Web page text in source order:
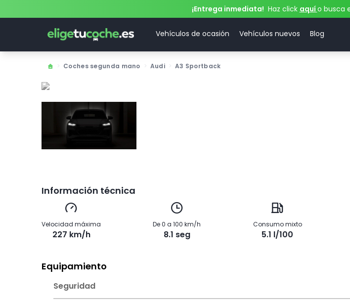
¡Entrega inmediata! Haz click aquío busca
Vehículos de ocasión Vehículos nuevos Blog
Coches segunda mano Audi A3 Sportback
Información técnica
Velocidad máxima
227 km/h
De 0 a 100 km/h
8.1 seg
Consumo mixto
5.1 l/100
Equipamiento
Seguridad